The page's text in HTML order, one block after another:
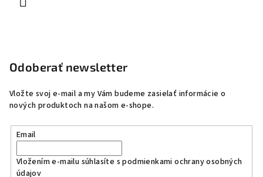
Odoberať newsletter
Vložte svoj e-mail a my Vám budeme zasielať informácie o
nových produktoch na našom e-shope.
Email
Vložením e-mailu súhlasíte spodmienkami ochrany osobných
údajov